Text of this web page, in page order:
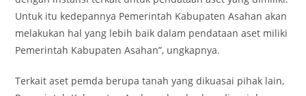
Untuk itu kedepannya Pemerintah Kabupaten Asahan akan
melakukan hal yang lebih baik dalam pendataan aset miliki
Pemerintah Kabupaten Asahan”, ungkapnya.
Terkait aset pemda berupa tanah yang dikuasai pihak lain,